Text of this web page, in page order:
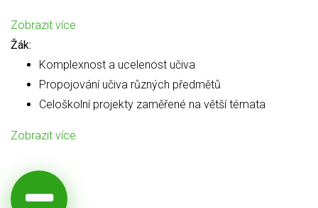
Zobrazit více
Žák:
Komplexnost a ucelenost učiva
Propojování učiva různých předmětů
Celoškolní projekty zaměřené na větší témata
Zobrazit více